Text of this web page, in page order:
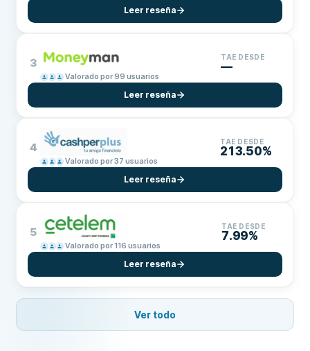
Leer reseña
3
Valorado por 99 usuarios
TAE DESDE
—
Leer reseña
4
Valorado por 37 usuarios
TAE DESDE
213.50%
Leer reseña
5
Valorado por 116 usuarios
TAE DESDE
7.99%
Leer reseña
Ver todo